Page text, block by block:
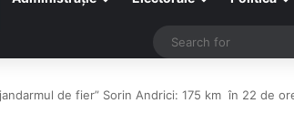
de fier” Sorin Andrici: 175 km în 22 de